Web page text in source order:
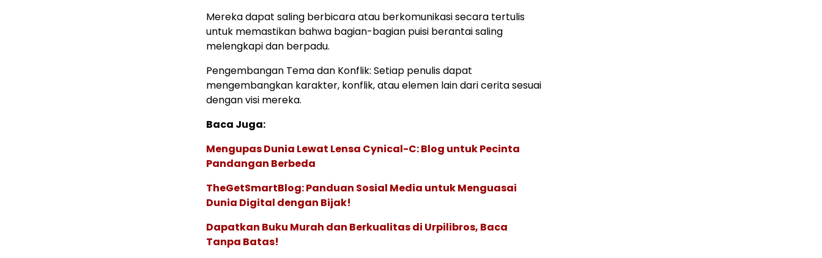
Mereka dapat saling berbicara atau berkomunikasi secara tertulis
untuk memastikan bahwa bagian-bagian puisi berantai saling
melengkapi dan berpadu.
Pengembangan Tema dan Konflik: Setiap penulis dapat
mengembangkan karakter, konflik, atau elemen lain dari cerita sesuai
dengan visi mereka.
Baca Juga:
Mengupas Dunia Lewat Lensa Cynical-C: Blog untuk Pecinta
Pandangan Berbeda
TheGetSmartBlog: Panduan Sosial Media untuk Menguasai
Dunia Digital dengan Bijak!
Dapatkan Buku Murah dan Berkualitas di Urpilibros, Baca
Tanpa Batas!